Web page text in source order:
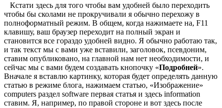
Кстати здесь для того чтобы вам удобней было переходить
чтобы бы сколами не прокручивали я обычно перехожу в
полноформатный режим. В общем, когда нажимаете на, F11
клавишу, ваш браузер переходит на полный экран и
становится все гораздо удобней видно. Я обычно работаю так,
и так текст мы с вами уже вставили, заголовок, псевдоним,
ставим опубликовано, на главной нам нет необходимости, и
сейчас мы с вами будем создавать кнопочку «Подробней».
Вначале я вставлю картинку, которая будет определять данную
статью в режиме блога, нажимаем статью, «Изображение»
computers раздел software первая статья и здесь information
ставим. Я, например, по правой стороне и вот здесь после